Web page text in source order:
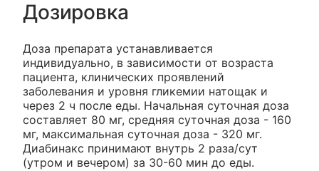
Дозировка
Доза препарата устанавливается
индивидуально, в зависимости от возраста
пациента, клинических проявлений
заболевания и уровня гликемии натощак и
через 2 ч после еды. Начальная суточная доза
составляет 80 мг, средняя суточная доза - 160
мг, максимальная суточная доза - 320 мг.
Диабинакс принимают внутрь 2 раза/сут
(утром и вечером) за 30-60 мин до еды.